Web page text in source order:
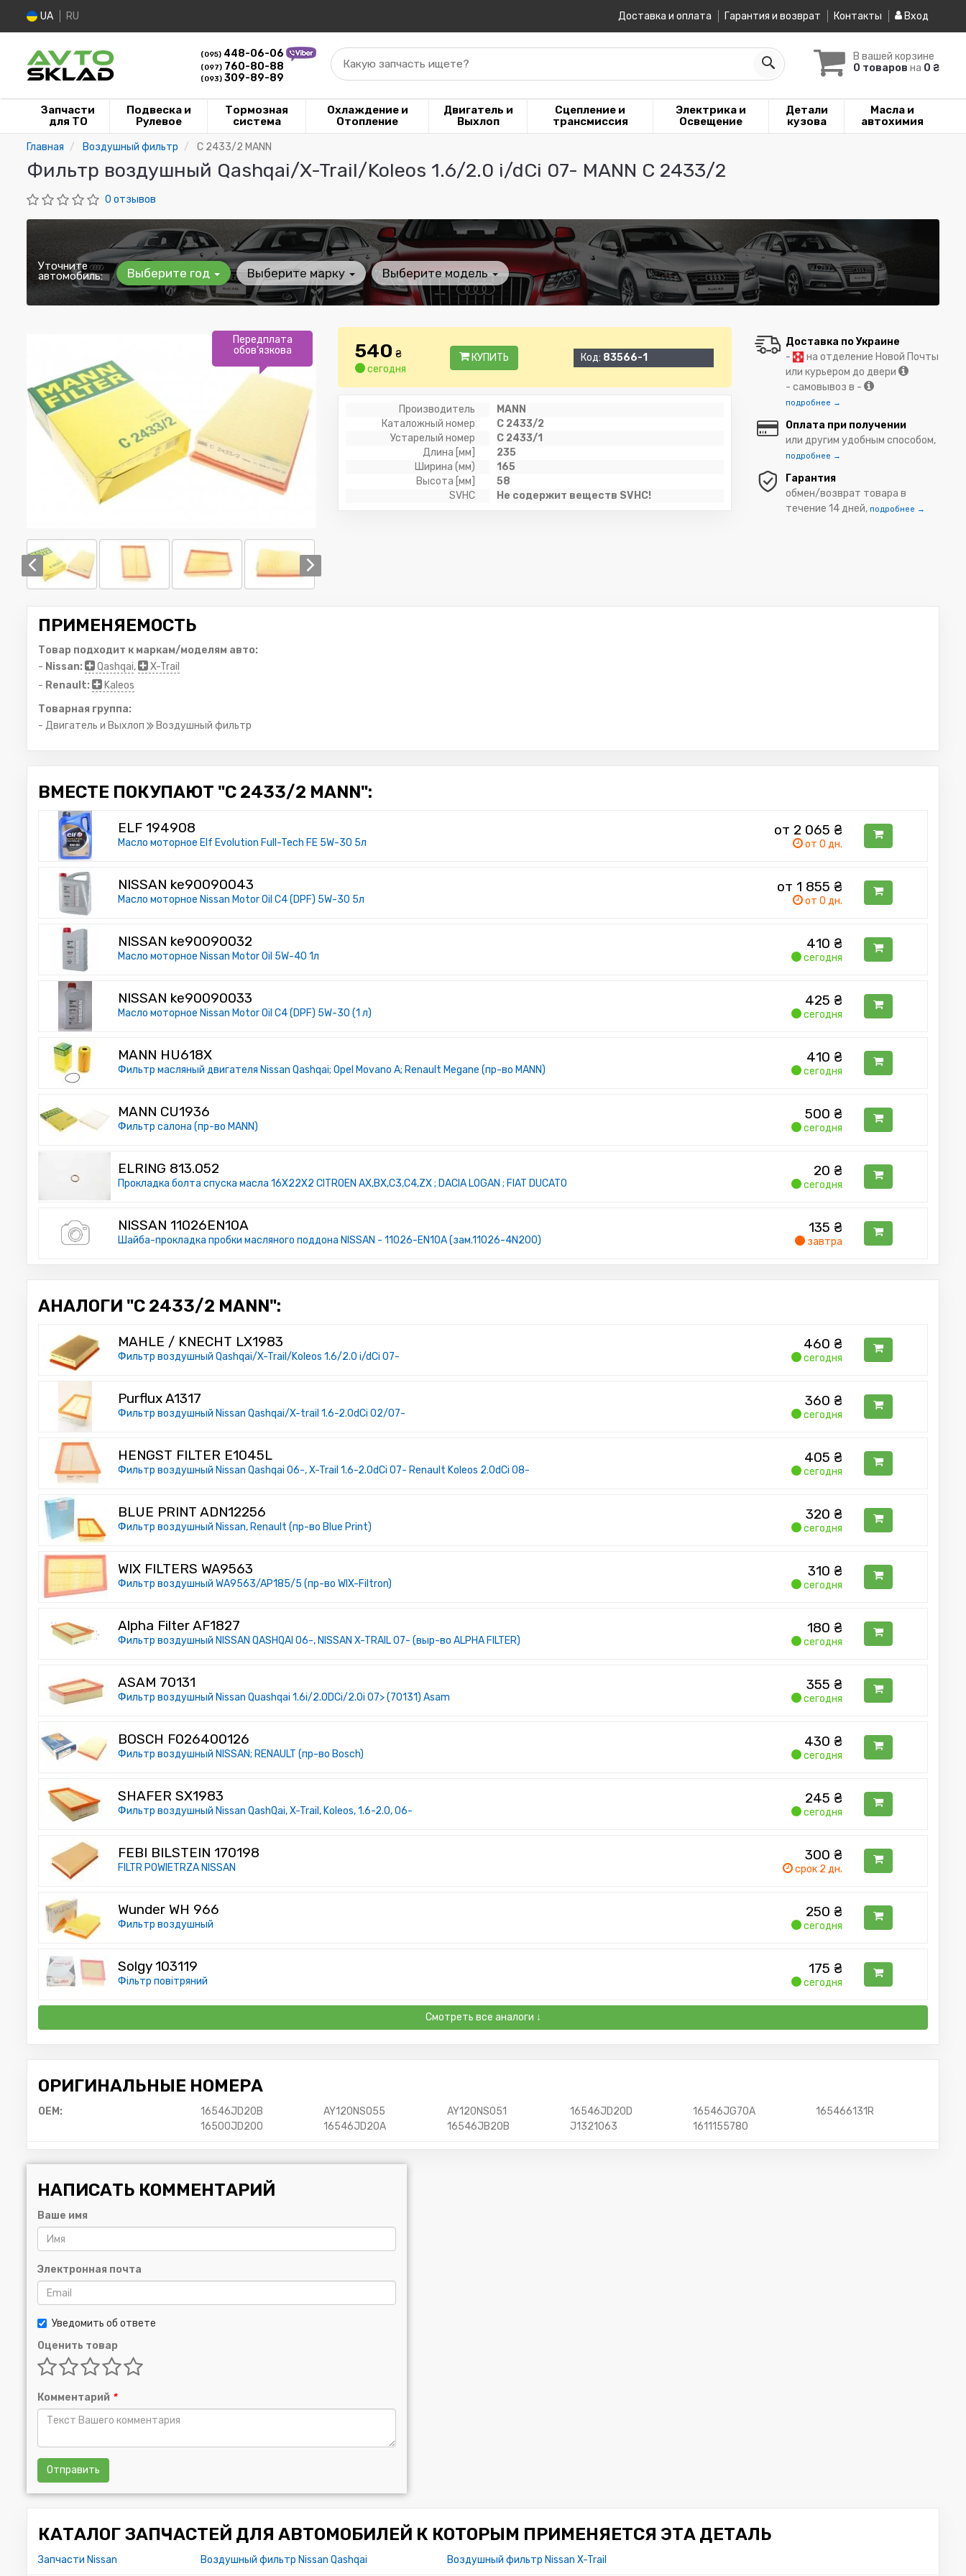
UA RU Доставка и оплата Гарантия и возврат Контакты Вход
(095) 448-06-06
(097) 760-80-88
(093) 309-89-89
В вашей корзине
0 товаров на 0 ₴
Какую запчасть ищете?
Запчасти
для ТО
Подвеска и
Рулевое
Тормозная
система
Охлаждение и
Отопление
Двигатель и
Выхлоп
Сцепление и
трансмиссия
Электрика и
Освещение
Детали
кузова
Масла и
автохимия
Главная Воздушный фильтр C 2433/2 MANN
Фильтр воздушный Qashqai/X-Trail/Koleos 1.6/2.0 i/dCi 07- MANN C 2433/2
0 отзывов
Уточните
автомобиль: Выберите год Выберите марку Выберите модель
Передплата
обов'язкова
540 ₴
сегодня
КУПИТЬ Код: 83566-1
Производитель
MANN
Каталожный номер
C 2433/2
Устарелый номер
C 2433/1
Длина [мм]
235
Ширина (мм)
165
Высота [мм]
58
SVHC
Не содержит веществ SVHC!
Доставка по Украине
-
на отделение Новой Почты
или курьером до двери
- самовывоз в -
подробнее →
Оплата при получении
или другим удобным способом,
подробнее →
Гарантия
обмен/возврат товара в
течение 14 дней,подробнее →
ПРИМЕНЯЕМОСТЬ
Товар подходит к маркам/моделям авто:
- Nissan: Qashqai,
X-Trail
- Renault:
Kaleos
Товарная группа:
- Двигатель и Выхлоп
Воздушный фильтр
ВМЕСТЕ ПОКУПАЮТ "C 2433/2 MANN":
ELF 194908
Масло моторное Elf Evolution Full-Tech FE 5W-30 5л
от 2 065 ₴
от 0 дн.
NISSAN ke90090043
Масло моторное Nissan Motor Oil C4 (DPF) 5W-30 5л
от 1 855 ₴
от 0 дн.
NISSAN ke90090032
Масло моторное Nissan Motor Oil 5W-40 1л
410 ₴
сегодня
NISSAN ke90090033
Масло моторное Nissan Motor Oil C4 (DPF) 5W-30 (1 л)
425 ₴
сегодня
MANN HU618X
Фильтр масляный двигателя Nissan Qashqai; Opel Movano A; Renault Megane (пр-во MANN)
410 ₴
сегодня
MANN CU1936
Фильтр салона (пр-во MANN)
500 ₴
сегодня
ELRING 813.052
Прокладка болта спуска масла 16X22X2 CITROEN AX,BX,C3,C4,ZX ; DACIA LOGAN ; FIAT DUCATO
20 ₴
сегодня
NISSAN 11026EN10A
Шайба-прокладка пробки масляного поддона NISSAN - 11026-EN10A (зам.11026-4N200)
135 ₴
завтра
АНАЛОГИ "C 2433/2 MANN":
MAHLE / KNECHT LX1983
Фильтр воздушный Qashqai/X-Trail/Koleos 1.6/2.0 i/dCi 07-
460 ₴
сегодня
Purflux A1317
Фильтр воздушный Nissan Qashqai/X-trail 1.6-2.0dCi 02/07-
360 ₴
сегодня
HENGST FILTER E1045L
Фильтр воздушный Nissan Qashqai 06-, X-Trail 1.6-2.0dCi 07- Renault Koleos 2.0dCi 08-
405 ₴
сегодня
BLUE PRINT ADN12256
Фильтр воздушный Nissan, Renault (пр-во Blue Print)
320 ₴
сегодня
WIX FILTERS WA9563
Фильтр воздушный WA9563/AP185/5 (пр-во WIX-Filtron)
310 ₴
сегодня
Alpha Filter AF1827
Фильтр воздушный NISSAN QASHQAI 06-, NISSAN X-TRAIL 07- (выр-во ALPHA FILTER)
180 ₴
сегодня
ASAM 70131
Фильтр воздушный Nissan Quashqai 1.6i/2.0DCi/2.0i 07> (70131) Asam
355 ₴
сегодня
BOSCH F026400126
Фильтр воздушный NISSAN; RENAULT (пр-во Bosch)
430 ₴
сегодня
SHAFER SX1983
Фильтр воздушный Nissan QashQai, X-Trail, Koleos, 1.6-2.0, 06-
245 ₴
сегодня
FEBI BILSTEIN 170198
FILTR POWIETRZA NISSAN
300 ₴
срок 2 дн.
Wunder WH 966
Фильтр воздушный
250 ₴
сегодня
Solgy 103119
Фільтр повітряний
175 ₴
сегодня
Смотреть все аналоги ↓
ОРИГИНАЛЬНЫЕ НОМЕРА
OEM: 16546JD20B AY120NS055 AY120NS051 16546JD20D 16546JG70A
165466131R
16500JD200
16546JD20A 16546JB20B J1321063 1611155780
НАПИСАТЬ КОММЕНТАРИЙ
Ваше имя
Электронная почта
Уведомить об ответе
Оценить товар
Комментарий *
Отправить
КАТАЛОГ ЗАПЧАСТЕЙ ДЛЯ АВТОМОБИЛЕЙ К КОТОРЫМ ПРИМЕНЯЕТСЯ ЭТА ДЕТАЛЬ
Запчасти Nissan Воздушный фильтр Nissan Qashqai Воздушный фильтр Nissan X-Trail